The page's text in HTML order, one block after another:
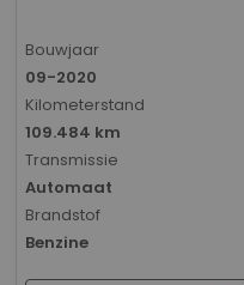
Bouwjaar
09-2020
Kilometerstand
109.484 km
Transmissie
Automaat
Brandstof
Benzine